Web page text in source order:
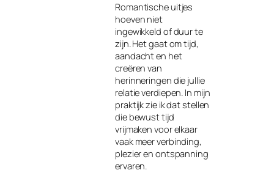
Romantische uitjes
hoeven niet
ingewikkeld of duur te
zijn. Het gaat om tijd,
aandacht en het
creëren van
herinneringen die jullie
relatie verdiepen. In mijn
praktijk zie ik dat stellen
die bewust tijd
vrijmaken voor elkaar
vaak meer verbinding,
plezier en ontspanning
ervaren.